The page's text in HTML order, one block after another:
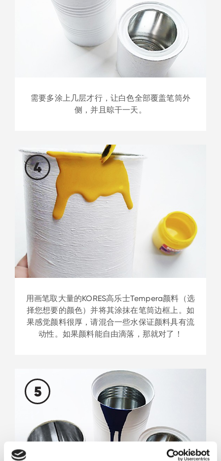
需要多涂上几层才行，让白色全部覆盖笔筒外
侧，并且晾干一天。
4
用画笔取大量的KORES高乐士Tempera颜料（选
择您想要的颜色）并将其涂抹在笔筒边框上。如
果感觉颜料很厚，请混合一些水保证颜料具有流
动性。如果颜料能自由滴落，那就对了！
5